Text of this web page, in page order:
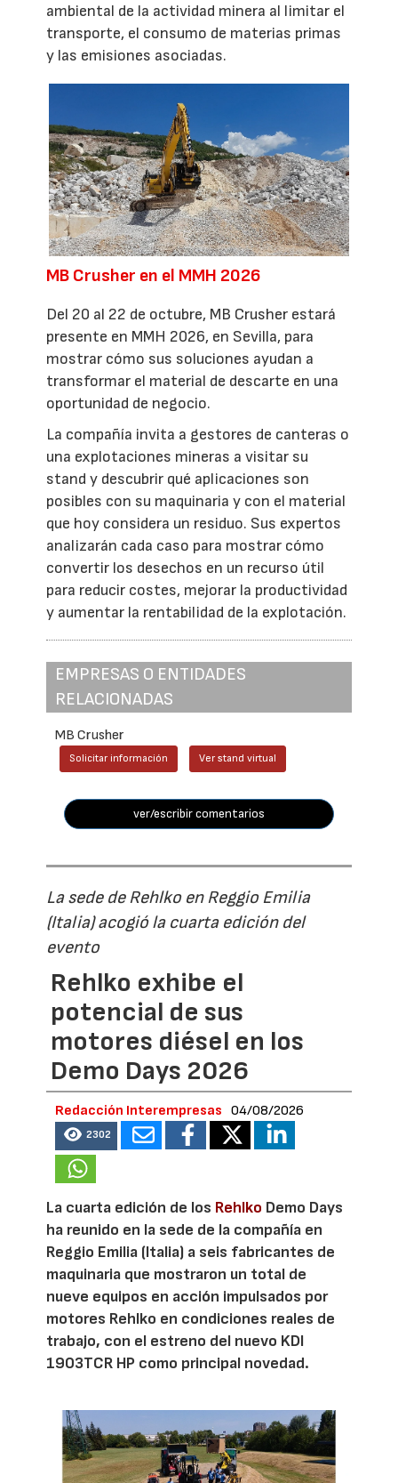
ambiental de la actividad minera al limitar el
transporte, el consumo de materias primas
y las emisiones asociadas.
MB Crusher en el MMH 2026
Del 20 al 22 de octubre, MB Crusher estará
presente en MMH 2026, en Sevilla, para
mostrar cómo sus soluciones ayudan a
transformar el material de descarte en una
oportunidad de negocio.
La compañía invita a gestores de canteras o
una explotaciones mineras a visitar su
stand y descubrir qué aplicaciones son
posibles con su maquinaria y con el material
que hoy considera un residuo. Sus expertos
analizarán cada caso para mostrar cómo
convertir los desechos en un recurso útil
para reducir costes, mejorar la productividad
y aumentar la rentabilidad de la explotación.
EMPRESAS O ENTIDADES
RELACIONADAS
MB Crusher
Solicitar información Ver stand virtual
ver/escribir comentarios
La sede de Rehlko en Reggio Emilia
(Italia) acogió la cuarta edición del
evento
Rehlko exhibe el
potencial de sus
motores diésel en los
Demo Days 2026
Redacción Interempresas 04/08/2026
2302
La cuarta edición de los Rehlko Demo Days
ha reunido en la sede de la compañía en
Reggio Emilia (Italia) a seis fabricantes de
maquinaria que mostraron un total de
nueve equipos en acción impulsados por
motores Rehlko en condiciones reales de
trabajo, con el estreno del nuevo KDI
1903TCR HP como principal novedad.